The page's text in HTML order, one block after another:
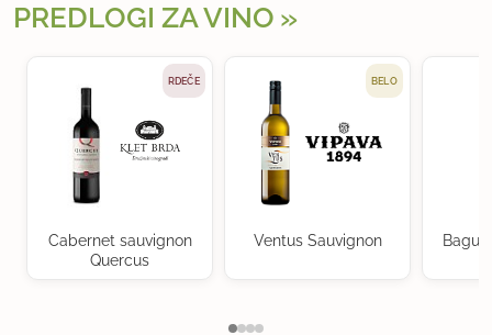
PREDLOGI ZA VINO
RDEČE
Cabernet sauvignon
Quercus
BELO
Ventus Sauvignon